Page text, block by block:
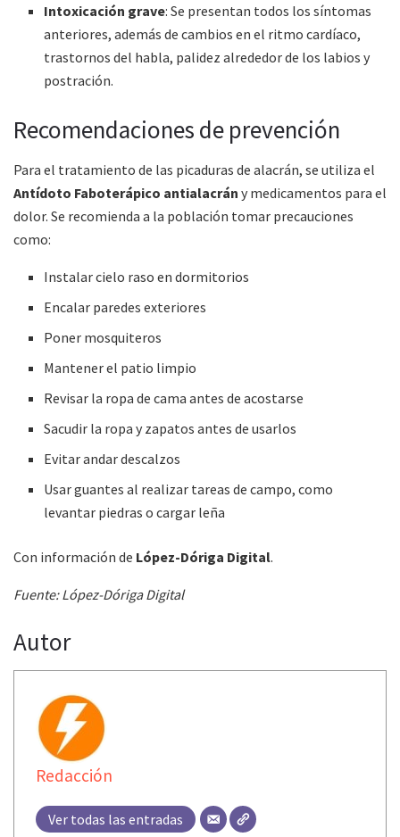
Intoxicación grave: Se presentan todos los síntomas
anteriores, además de cambios en el ritmo cardíaco,
trastornos del habla, palidez alrededor de los labios y
postración.
Recomendaciones de prevención
Para el tratamiento de las picaduras de alacrán, se utiliza el
Antídoto Faboterápico antialacrán y medicamentos para el
dolor. Se recomienda a la población tomar precauciones
como:
Instalar cielo raso en dormitorios
Encalar paredes exteriores
Poner mosquiteros
Mantener el patio limpio
Revisar la ropa de cama antes de acostarse
Sacudir la ropa y zapatos antes de usarlos
Evitar andar descalzos
Usar guantes al realizar tareas de campo, como
levantar piedras o cargar leña
Con información de López-Dóriga Digital.
Fuente: López-Dóriga Digital
Autor
Redacción
Ver todas las entradas